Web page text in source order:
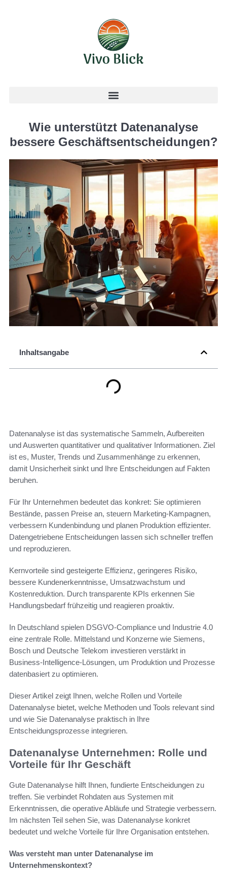
Wie unterstützt Datenanalyse
bessere Geschäftsentscheidungen?
Inhaltsangabe
Datenanalyse ist das systematische Sammeln, Aufbereiten
und Auswerten quantitativer und qualitativer Informationen. Ziel
ist es, Muster, Trends und Zusammenhänge zu erkennen,
damit Unsicherheit sinkt und Ihre Entscheidungen auf Fakten
beruhen.
Für Ihr Unternehmen bedeutet das konkret: Sie optimieren
Bestände, passen Preise an, steuern Marketing-Kampagnen,
verbessern Kundenbindung und planen Produktion effizienter.
Datengetriebene Entscheidungen lassen sich schneller treffen
und reproduzieren.
Kernvorteile sind gesteigerte Effizienz, geringeres Risiko,
bessere Kundenerkenntnisse, Umsatzwachstum und
Kostenreduktion. Durch transparente KPIs erkennen Sie
Handlungsbedarf frühzeitig und reagieren proaktiv.
In Deutschland spielen DSGVO-Compliance und Industrie 4.0
eine zentrale Rolle. Mittelstand und Konzerne wie Siemens,
Bosch und Deutsche Telekom investieren verstärkt in
Business-Intelligence-Lösungen, um Produktion und Prozesse
datenbasiert zu optimieren.
Dieser Artikel zeigt Ihnen, welche Rollen und Vorteile
Datenanalyse bietet, welche Methoden und Tools relevant sind
und wie Sie Datenanalyse praktisch in Ihre
Entscheidungsprozesse integrieren.
Datenanalyse Unternehmen: Rolle und
Vorteile für Ihr Geschäft
Gute Datenanalyse hilft Ihnen, fundierte Entscheidungen zu
treffen. Sie verbindet Rohdaten aus Systemen mit
Erkenntnissen, die operative Abläufe und Strategie verbessern.
Im nächsten Teil sehen Sie, was Datenanalyse konkret
bedeutet und welche Vorteile für Ihre Organisation entstehen.
Was versteht man unter Datenanalyse im
Unternehmenskontext?